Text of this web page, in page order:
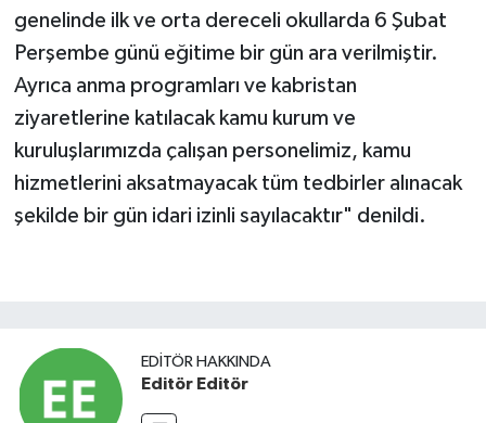
genelinde ilk ve orta dereceli okullarda 6 Şubat
Perşembe günü eğitime bir gün ara verilmiştir.
Ayrıca anma programları ve kabristan
ziyaretlerine katılacak kamu kurum ve
kuruluşlarımızda çalışan personelimiz, kamu
hizmetlerini aksatmayacak tüm tedbirler alınacak
şekilde bir gün idari izinli sayılacaktır" denildi.
EDITÖR HAKKINDA
Editör Editör